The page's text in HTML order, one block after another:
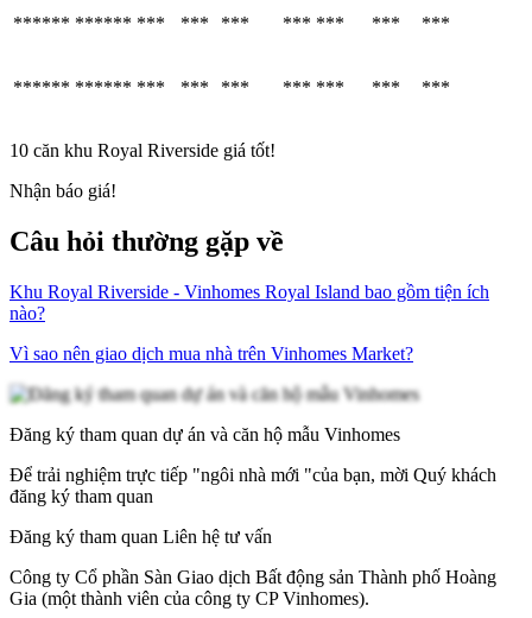
****** ****** *** *** *** *** *** *** ***
****** ****** *** *** *** *** *** *** ***
10 căn khu Royal Riverside giá tốt!
Nhận báo giá!
Câu hỏi thường gặp về
Khu Royal Riverside - Vinhomes Royal Island bao gồm tiện ích
nào?
Vì sao nên giao dịch mua nhà trên Vinhomes Market?
Đăng ký tham quan dự án và căn hộ mẫu Vinhomes
Để trải nghiệm trực tiếp "ngôi nhà mới "của bạn, mời Quý khách
đăng ký tham quan
Đăng ký tham quan Liên hệ tư vấn
Công ty Cổ phần Sàn Giao dịch Bất động sản Thành phố Hoàng
Gia (một thành viên của công ty CP Vinhomes).